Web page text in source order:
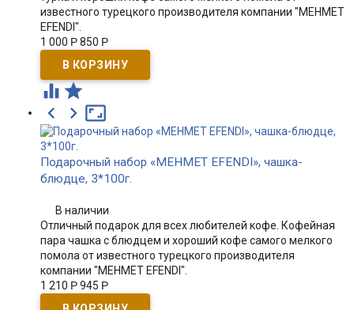
известного турецкого производителя компании "MEHMET
EFENDI".
1 000 Р 850 Р
 

 
Подарочный набор «MEHMET EFENDI», чашка-
блюдце, 3*100г.
В наличии
Отличный подарок для всех любителей кофе. Кофейная
пара чашка с блюдцем и хороший кофе самого мелкого
помола от известного турецкого производителя
компании "MEHMET EFENDI".
1 210 Р 945 Р